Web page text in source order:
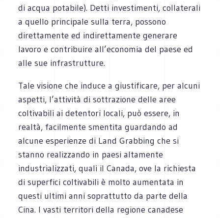
di acqua potabile). Detti investimenti, collaterali
a quello principale sulla terra, possono
direttamente ed indirettamente generare
lavoro e contribuire all’economia del paese ed
alle sue infrastrutture.
Tale visione che induce a giustificare, per alcuni
aspetti, l’attività di sottrazione delle aree
coltivabili ai detentori locali, può essere, in
realtà, facilmente smentita guardando ad
alcune esperienze di Land Grabbing che si
stanno realizzando in paesi altamente
industrializzati, quali il Canada, ove la richiesta
di superfici coltivabili è molto aumentata in
questi ultimi anni soprattutto da parte della
Cina. I vasti territori della regione canadese